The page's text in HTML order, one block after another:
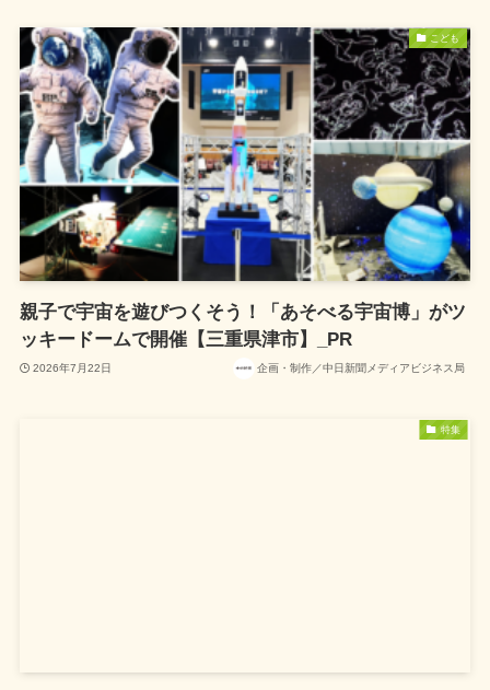
こども
親子で宇宙を遊びつくそう！「あそべる宇宙博」がツ
ッキードームで開催【三重県津市】_PR
2026年7月22日 企画・制作／中日新聞メディアビジネス局
特集